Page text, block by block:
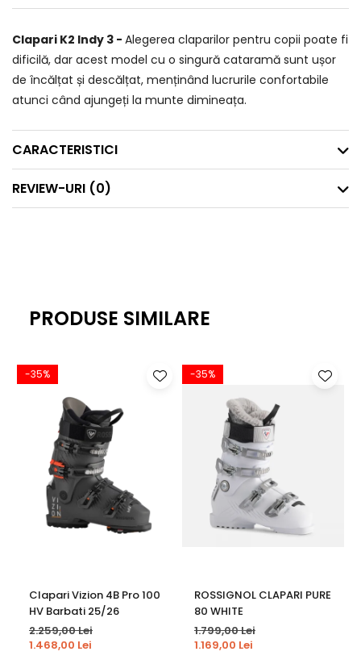
Clapari K2 Indy 3 - Alegerea claparilor pentru copii poate fi
dificilă, dar acest model cu o singură cataramă sunt ușor
de încălțat și descălțat, menținând lucrurile confortabile
atunci când ajungeți la munte dimineața.
CARACTERISTICI
REVIEW-URI (0)
PRODUSE SIMILARE
-35%
Clapari Vizion 4B Pro 100
HV Barbati 25/26
2.259,00 Lei
1.468,00 Lei
-35%
ROSSIGNOL CLAPARI PURE
80 WHITE
1.799,00 Lei
1.169,00 Lei